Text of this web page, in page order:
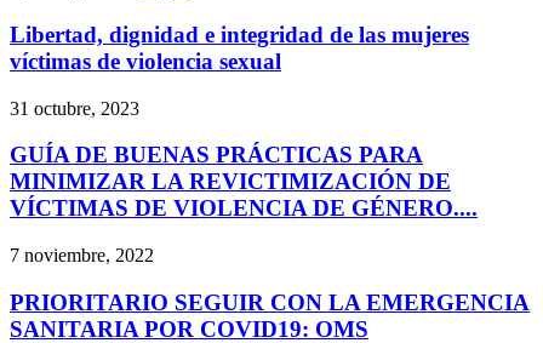
Libertad, dignidad e integridad de las mujeres
víctimas de violencia sexual
31 octubre, 2023
GUÍA DE BUENAS PRÁCTICAS PARA
MINIMIZAR LA REVICTIMIZACIÓN DE
VÍCTIMAS DE VIOLENCIA DE GÉNERO....
7 noviembre, 2022
PRIORITARIO SEGUIR CON LA EMERGENCIA
SANITARIA POR COVID19: OMS